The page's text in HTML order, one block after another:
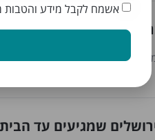
בירושלים?
שמגיעים עד
אשמח לקבל מידע והטבות